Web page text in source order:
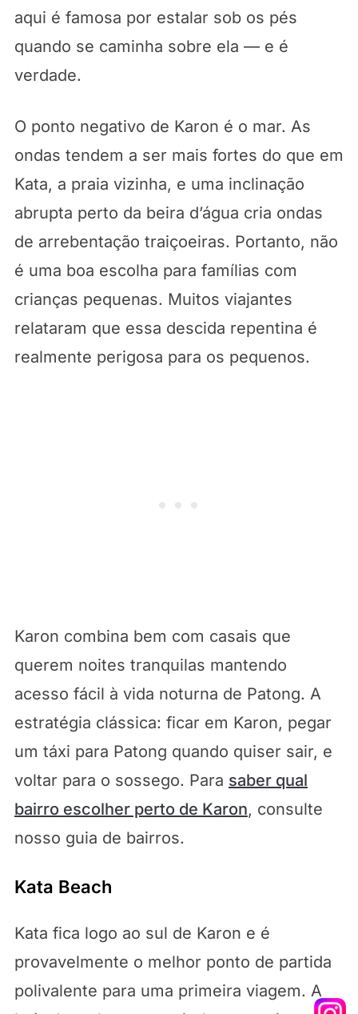
aqui é famosa por estalar sob os pés
quando se caminha sobre ela — e é
verdade.
O ponto negativo de Karon é o mar. As
ondas tendem a ser mais fortes do que em
Kata, a praia vizinha, e uma inclinação
abrupta perto da beira d’água cria ondas
de arrebentação traiçoeiras. Portanto, não
é uma boa escolha para famílias com
crianças pequenas. Muitos viajantes
relataram que essa descida repentina é
realmente perigosa para os pequenos.
Karon combina bem com casais que
querem noites tranquilas mantendo
acesso fácil à vida noturna de Patong. A
estratégia clássica: ficar em Karon, pegar
um táxi para Patong quando quiser sair, e
voltar para o sossego. Para saber qual
bairro escolher perto de Karon, consulte
nosso guia de bairros.
Kata Beach
Kata fica logo ao sul de Karon e é
provavelmente o melhor ponto de partida
polivalente para uma primeira viagem. A